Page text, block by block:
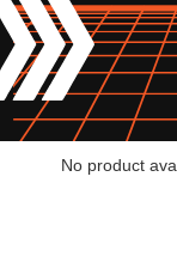
No product